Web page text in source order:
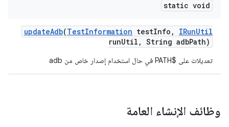
static void
updateAdb(TestInformation testInfo , IRunUtil
runUtil , String adbPath)
تعديلات على $PATH في حال استخدام إصدار خاص من adb
وظائف الإنشاء العامة